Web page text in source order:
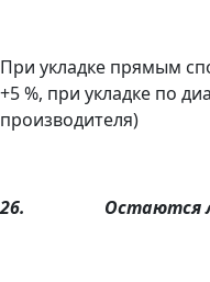
При укладке прямым
+5 %, при укладке по
производителя)
26. Остаются